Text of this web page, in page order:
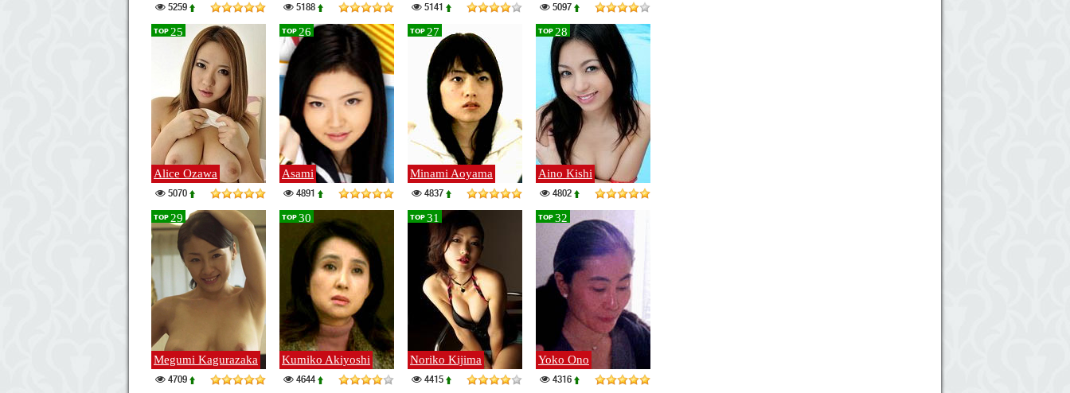
5259 5188 5141 5097
TOP 25
Alice Ozawa
5070
TOP 26
Asami
4891
TOP 27
Minami Aoyama
4837
TOP 28
Aino Kishi
4802
TOP 29
Megumi Kagurazaka
4709
TOP 30
Kumiko Akiyoshi
4644
TOP 31
Noriko Kijima
4415
TOP 32
Yoko Ono
4316